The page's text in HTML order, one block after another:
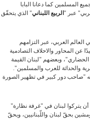
المسلمين كما دعانا البابا
عبر " الربيع اللبناني" الذي يتحقّق
العربي، عبر التزامهم
عن المحاور والاحلاف التصادمية
وبعضهم "لبنان القيمة
والحداثة للعرب والمسلمين".
"صاحب دور كبير في تظهير الصورة
يتركوا لبنان في "غرفة نظارة"
بحقّ لبنان واللّبنانيين، وبحقّ